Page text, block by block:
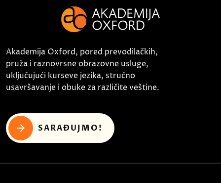
Akademija Oxford, pored prevodilačkih,
pruža i raznovrsne obrazovne usluge,
uključujući kurseve jezika, stručno
usavršavanje i obuke za različite veštine.
SARAĐUJMO!